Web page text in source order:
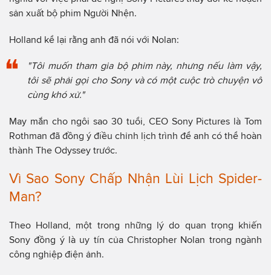
sản xuất bộ phim Người Nhện.
Holland kể lại rằng anh đã nói với Nolan:
"Tôi muốn tham gia bộ phim này, nhưng nếu làm vậy,
tôi sẽ phải gọi cho Sony và có một cuộc trò chuyện vô
cùng khó xử."
May mắn cho ngôi sao 30 tuổi, CEO Sony Pictures là Tom
Rothman đã đồng ý điều chỉnh lịch trình để anh có thể hoàn
thành The Odyssey trước.
Vì Sao Sony Chấp Nhận Lùi Lịch Spider-
Man?
Theo Holland, một trong những lý do quan trọng khiến
Sony đồng ý là uy tín của Christopher Nolan trong ngành
công nghiệp điện ảnh.